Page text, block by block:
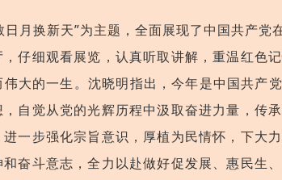
日月换新天”为主题，全面展现了中国共产
仔细观看展览，认真听取讲解，重温红色
大的一生。沈晓明指出，今年是中国共产
自觉从党的光辉历程中汲取奋进力量，传
一步强化宗旨意识，厚植为民情怀，下大
奋斗意志，全力以赴做好促发展、惠民生